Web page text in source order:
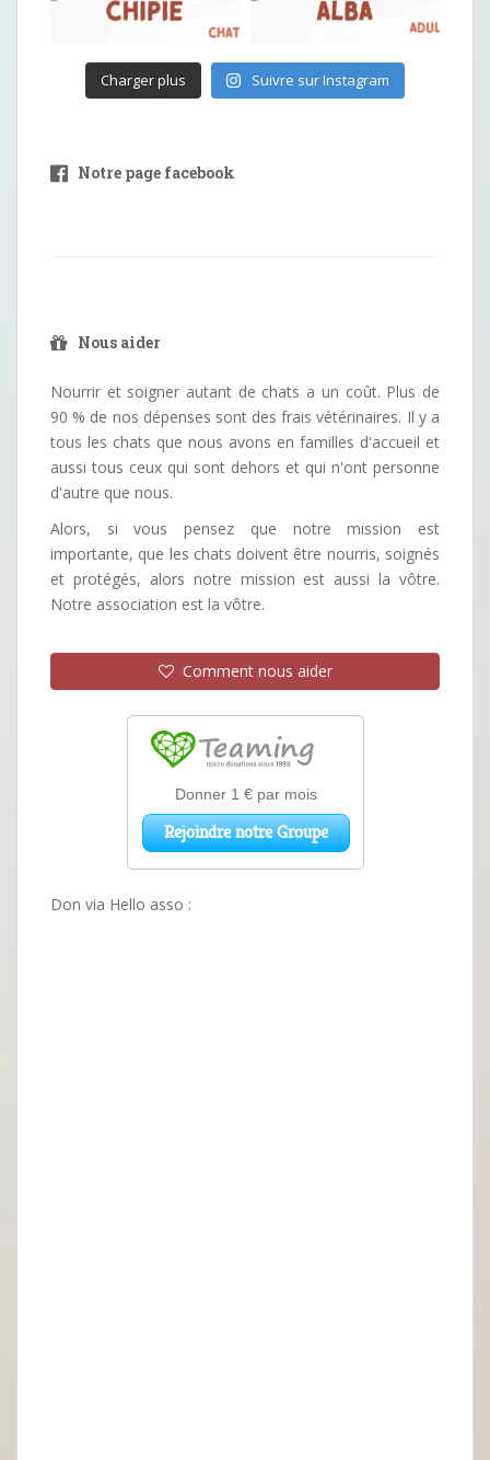
Charger plus Suivre sur Instagram
Notre page facebook
Nous aider
Nourrir et soigner autant de chats a un coût. Plus de
90 % de nos dépenses sont des frais vétérinaires. Il y a
tous les chats que nous avons en familles d'accueil et
aussi tous ceux qui sont dehors et qui n'ont personne
d'autre que nous.
Alors, si vous pensez que notre mission est
importante, que les chats doivent être nourris, soignés
et protégés, alors notre mission est aussi la vôtre.
Notre association est la vôtre.
Comment nous aider
Don via Hello asso :